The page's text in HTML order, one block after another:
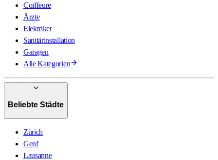
Coiffeure
Ärzte
Elektriker
Sanitärinstallation
Garagen
Alle Kategorien
Beliebte Städte
Zürich
Genf
Lausanne